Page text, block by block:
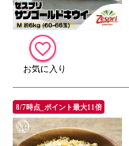
8/7時点_ポイント最大11倍